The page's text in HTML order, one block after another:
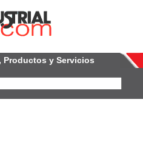
Productos y Servicios